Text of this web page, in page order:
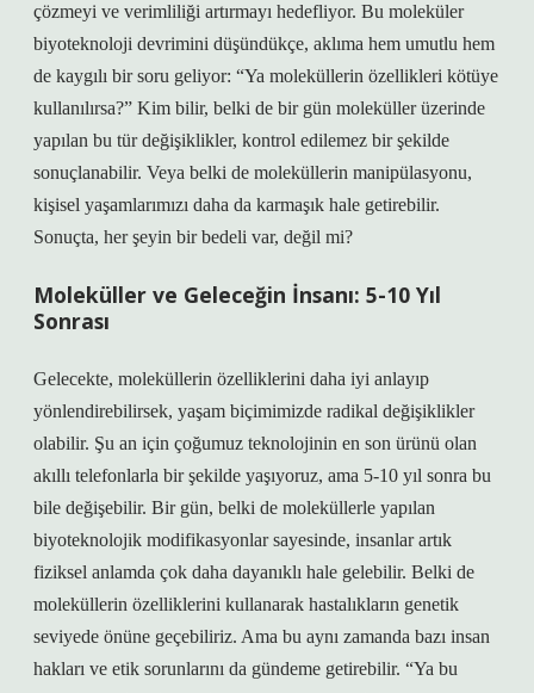
çözmeyi ve verimliliği artırmayı hedefliyor. Bu moleküler
biyoteknoloji devrimini düşündükçe, aklıma hem umutlu hem
de kaygılı bir soru geliyor: “Ya moleküllerin özellikleri kötüye
kullanılırsa?” Kim bilir, belki de bir gün moleküller üzerinde
yapılan bu tür değişiklikler, kontrol edilemez bir şekilde
sonuçlanabilir. Veya belki de moleküllerin manipülasyonu,
kişisel yaşamlarımızı daha da karmaşık hale getirebilir.
Sonuçta, her şeyin bir bedeli var, değil mi?
Moleküller ve Geleceğin İnsanı: 5-10 Yıl
Sonrası
Gelecekte, moleküllerin özelliklerini daha iyi anlayıp
yönlendirebilirsek, yaşam biçimimizde radikal değişiklikler
olabilir. Şu an için çoğumuz teknolojinin en son ürünü olan
akıllı telefonlarla bir şekilde yaşıyoruz, ama 5-10 yıl sonra bu
bile değişebilir. Bir gün, belki de moleküllerle yapılan
biyoteknolojik modifikasyonlar sayesinde, insanlar artık
fiziksel anlamda çok daha dayanıklı hale gelebilir. Belki de
moleküllerin özelliklerini kullanarak hastalıkların genetik
seviyede önüne geçebiliriz. Ama bu aynı zamanda bazı insan
hakları ve etik sorunlarını da gündeme getirebilir. “Ya bu